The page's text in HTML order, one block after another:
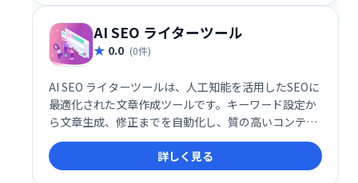
AI SEO ライターツール
0.0 (0件)
AI SEO ライターツールは、人工知能を活用したSEOに
最適化された文章作成ツールです。キーワード設定か
ら文章生成、修正までを自動化し、質の高いコンテン
ツを効率的に作成できます。SEO対策に配慮した文章
で、ウェブサイトの検索順位向上を目指せます。 時間
を節約し、集客効果を高めたい方におすすめです。
詳しく見る